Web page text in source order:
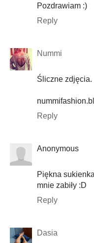
Pozdrawiam :)
Reply
Nummi
Śliczne zdjęcia.
Reply
Anonymous
Piękna
mnie zabiły :D
Reply
Dasia